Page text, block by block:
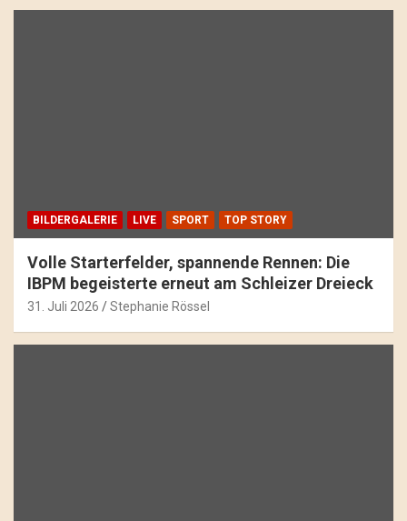
BILDERGALERIE LIVE SPORT TOP STORY
Volle Starterfelder, spannende Rennen: Die
IBPM begeisterte erneut am Schleizer Dreieck
31. Juli 2026 Stephanie Rössel